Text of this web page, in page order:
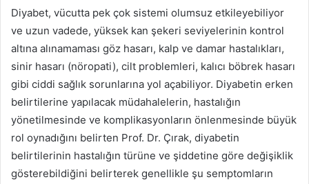
Diyabet, vücutta pek çok sistemi olumsuz etkileyebiliyor
ve uzun vadede, yüksek kan şekeri seviyelerinin kontrol
altına alınamaması göz hasarı, kalp ve damar hastalıkları,
sinir hasarı (nöropati), cilt problemleri, kalıcı böbrek hasarı
gibi ciddi sağlık sorunlarına yol açabiliyor. Diyabetin erken
belirtilerine yapılacak müdahalelerin, hastalığın
yönetilmesinde ve komplikasyonların önlenmesinde büyük
rol oynadığını belirten Prof. Dr. Çırak, diyabetin
belirtilerinin hastalığın türüne ve şiddetine göre değişiklik
gösterebildiğini belirterek genellikle şu semptomların